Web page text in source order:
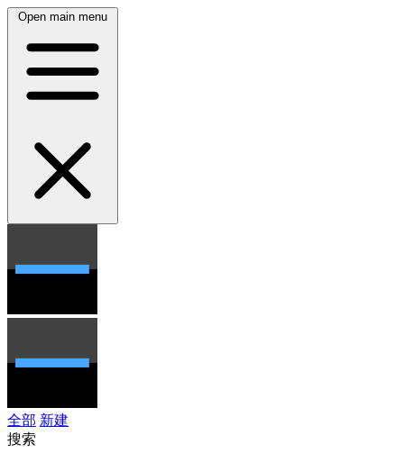
Open main menu
全部 新建
搜索